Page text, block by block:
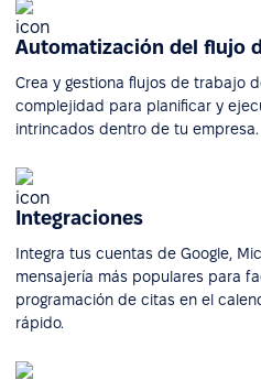
Automatización del flujo
Crea y gestiona flujos de trabajo
complejidad para planificar y
intrincados dentro de tu empresa.
Integraciones
Integra tus cuentas de Google,
mensajería más populares para
programación de citas en el
rápido.